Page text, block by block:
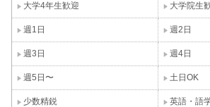
大学4年生歓迎 大学院生
週1日 週2日
週3日 週4日
週5日〜 土日OK
少数精鋭 英語・語